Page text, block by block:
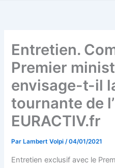
Entretien.
Premier
envisage-t-il
tournante de
EURACTIV.fr
Par Lambert Volpi/04/01/2021
Entretien exclusif avec le